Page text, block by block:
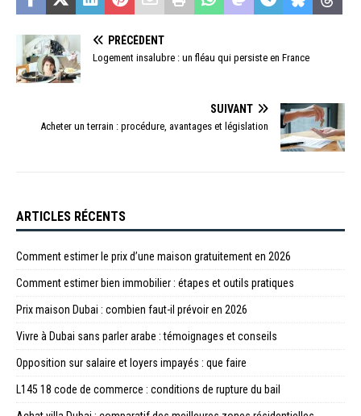
PRÉCÉDENT
Logement insalubre : un fléau qui persiste en France
SUIVANT
Acheter un terrain : procédure, avantages et législation
ARTICLES RÉCENTS
Comment estimer le prix d’une maison gratuitement en 2026
Comment estimer bien immobilier : étapes et outils pratiques
Prix maison Dubai : combien faut-il prévoir en 2026
Vivre à Dubai sans parler arabe : témoignages et conseils
Opposition sur salaire et loyers impayés : que faire
L145 18 code de commerce : conditions de rupture du bail